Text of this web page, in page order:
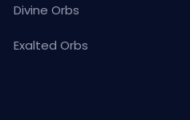
Divine Orbs
Exalted Orbs